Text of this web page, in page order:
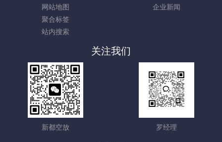
企业新闻
网站地图
聚合标签
站内搜索
关注我们
新都空放 罗经理